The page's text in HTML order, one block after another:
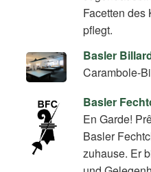
Facetten des
pflegt.
Basler
Carambole-
Basler
En Garde!
Basler
zuhause. Er